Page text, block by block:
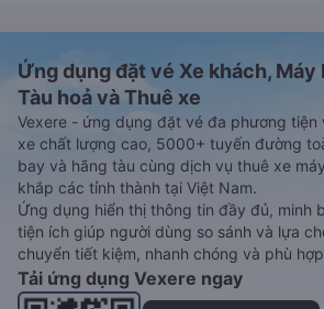
Ứng dụng đặt vé Xe khách, Máy
Tàu hoả và Thuê xe
Vexere - ứng dụng đặt vé đa phương tiện
xe chất lượng cao, 5000+ tuyến đường
bay và hãng tàu cùng dịch vụ thuê xe
khắp các tỉnh thành tại Việt Nam.
Ứng dụng hiển thị thông tin đầy đủ, minh
tiện ích giúp người dùng so sánh và lựa
chuyển tiết kiệm, nhanh chóng và phù
Tải ứng dụng Vexere ngay